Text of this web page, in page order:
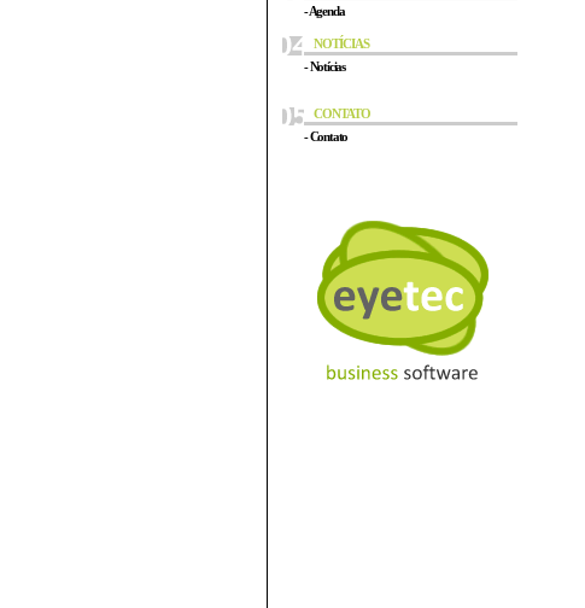
- Agenda
NOTÍCIAS
- Notícias
CONTATO
- Contato